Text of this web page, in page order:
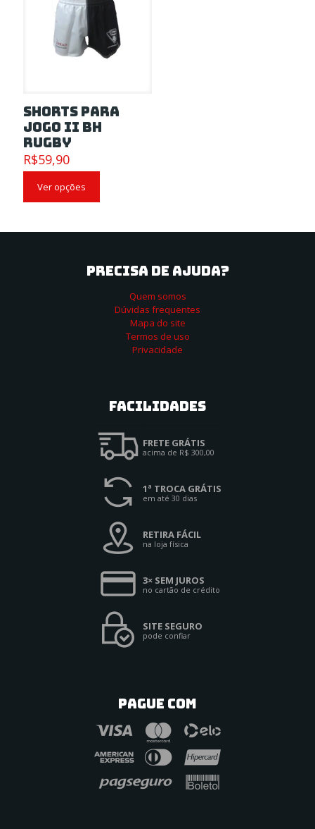
Shorts para
Jogo II BH
Rugby
R$59,90
Ver opções
PRECISA DE AJUDA?
Quem somos
Dúvidas frequentes
Mapa do site
Termos de uso
Privacidade
Facilidades
FRETE GRÁTIS
acima de R$ 300,00
1ª TROCA GRÁTIS
em até 30 dias
RETIRA FÁCIL
na loja física
3× SEM JUROS
no cartão de crédito
SITE SEGURO
pode confiar
PAGUE COM